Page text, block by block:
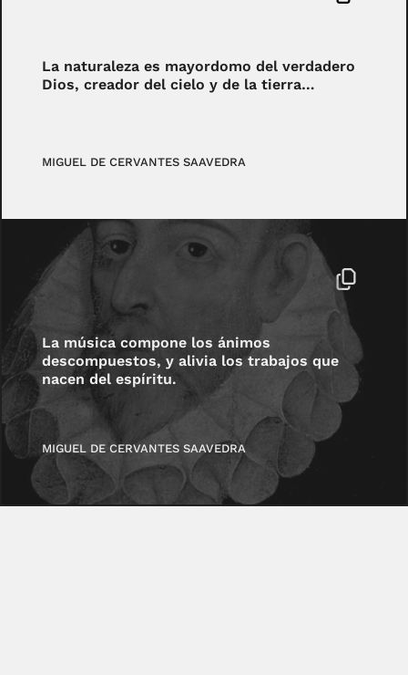
La naturaleza es mayordomo del verdadero
Dios, creador del cielo y de la tierra…
MIGUEL DE CERVANTES SAAVEDRA
La música compone los ánimos
descompuestos, y alivia los trabajos que
nacen del espíritu.
MIGUEL DE CERVANTES SAAVEDRA